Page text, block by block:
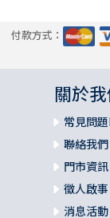
付款方式：
關於
常見問題
聯絡我們
門市資訊
徵人啟事
消息活動